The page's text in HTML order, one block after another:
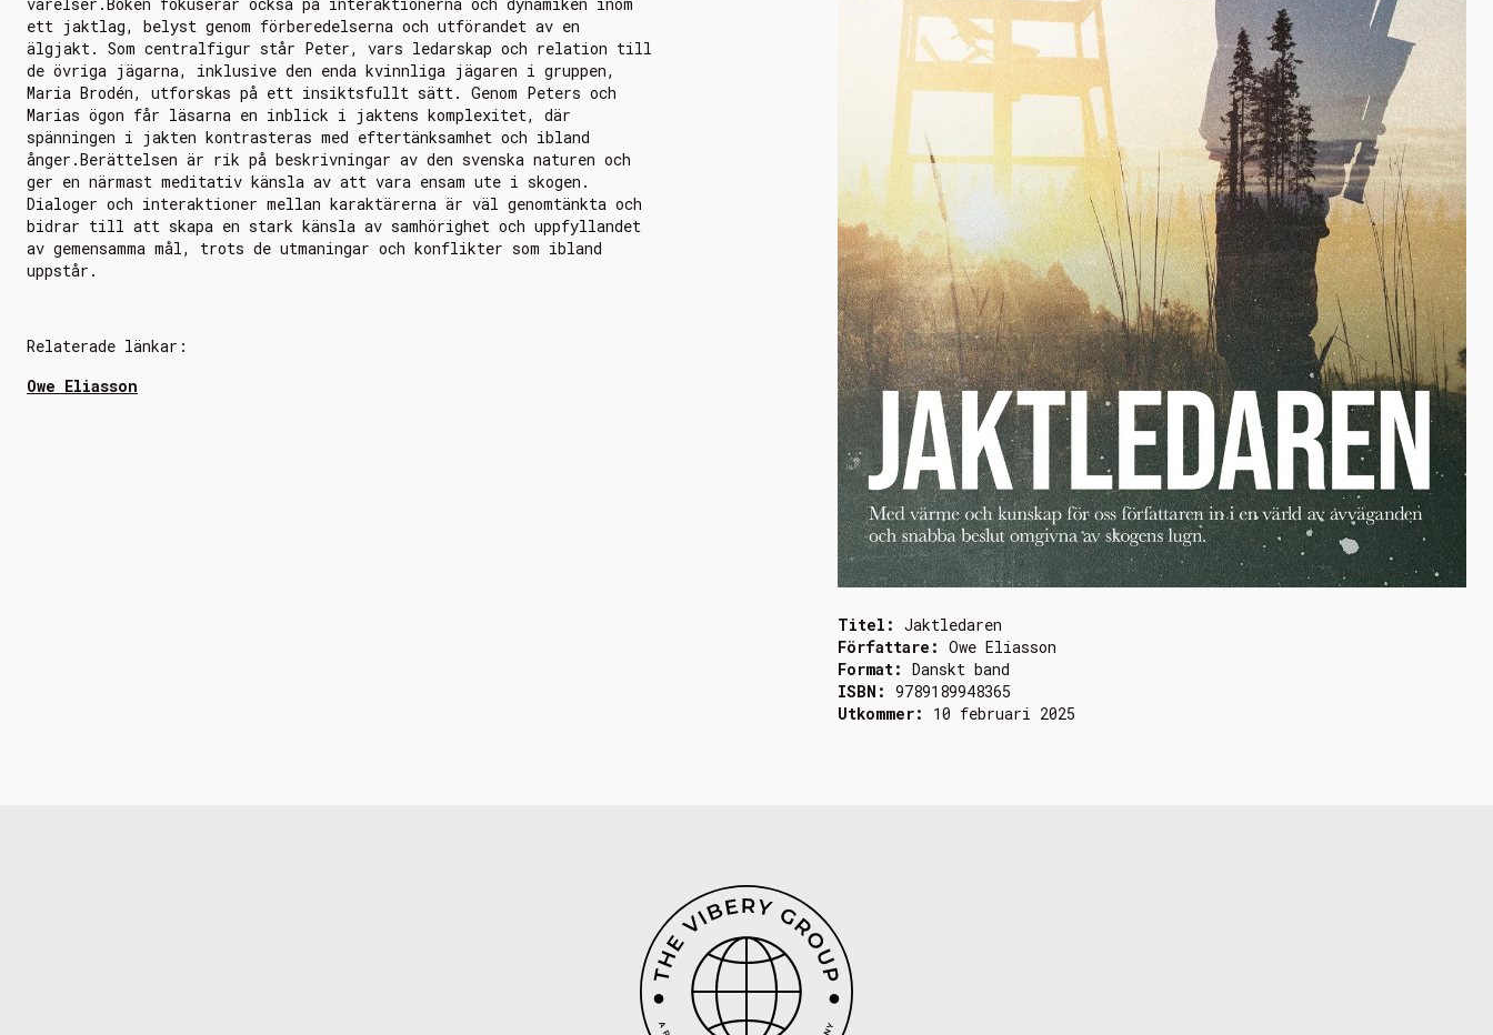
ett jaktlag, belyst genom förberedelserna och utförandet av en
älgjakt. Som centralfigur står Peter, vars ledarskap och relation till
de övriga jägarna, inklusive den enda kvinnliga jägaren i gruppen,
Maria Brodén, utforskas på ett insiktsfullt sätt. Genom Peters och
Marias ögon får läsarna en inblick i jaktens komplexitet, där
spänningen i jakten kontrasteras med eftertänksamhet och ibland
ånger.Berättelsen är rik på beskrivningar av den svenska naturen och
ger en närmast meditativ känsla av att vara ensam ute i skogen.
Dialoger och interaktioner mellan karaktärerna är väl genomtänkta och
bidrar till att skapa en stark känsla av samhörighet och uppfyllandet
av gemensamma mål, trots de utmaningar och konflikter som ibland
uppstår.
Relaterade länkar:
Owe Eliasson
Titel: Jaktledaren
Författare: Owe Eliasson
Format: Danskt band
ISBN: 9789189948365
Utkommer: 10 februari 2025